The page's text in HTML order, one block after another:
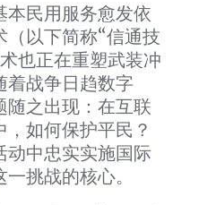
本民用服务愈发依
（以下简称“信通技
也正在重塑武装冲
着战争日趋数字
随之出现：在互联
如何保护平民？
动中忠实实施国际
挑战的核心。